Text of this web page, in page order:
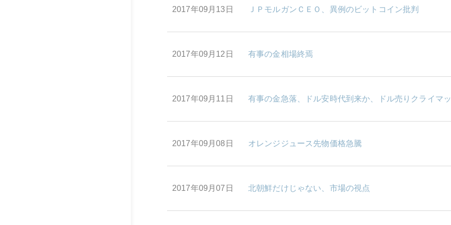
2017年09月13日 ＪＰモルガンＣＥＯ、異例のビットコイン批判
2017年09月12日 有事の金相場終焉
2017年09月11日 有事の金急落、ドル安時代到来か、ドル売りクライマ
2017年09月08日 オレンジジュース先物価格急騰
2017年09月07日 北朝鮮だけじゃない、市場の視点